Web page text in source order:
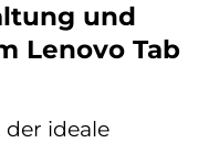
und
Lenovo Tab
der ideale